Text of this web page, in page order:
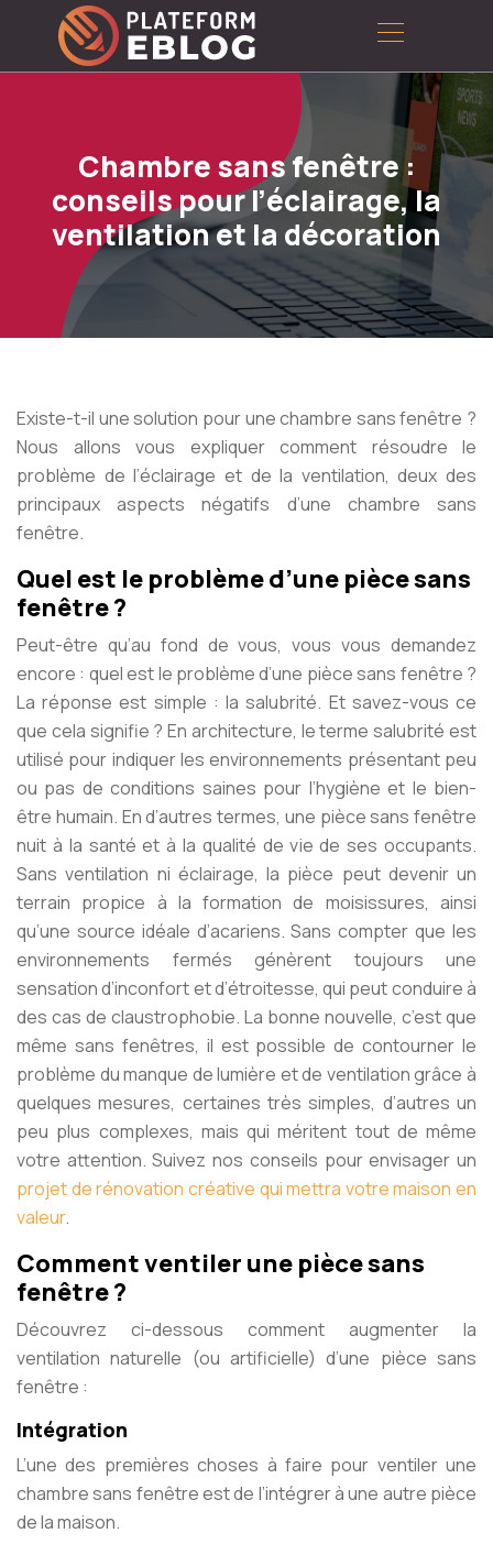
Chambre sans fenêtre :
conseils pour l’éclairage, la
ventilation et la décoration
Existe-t-il une solution pour une chambre sans fenêtre ?
Nous allons vous expliquer comment résoudre le
problème de l’éclairage et de la ventilation, deux des
principaux aspects négatifs d’une chambre sans
fenêtre.
Quel est le problème d’une pièce sans
fenêtre ?
Peut-être qu’au fond de vous, vous vous demandez
encore : quel est le problème d’une pièce sans fenêtre ?
La réponse est simple : la salubrité. Et savez-vous ce
que cela signifie ? En architecture, le terme salubrité est
utilisé pour indiquer les environnements présentant peu
ou pas de conditions saines pour l’hygiène et le bien-
être humain. En d’autres termes, une pièce sans fenêtre
nuit à la santé et à la qualité de vie de ses occupants.
Sans ventilation ni éclairage, la pièce peut devenir un
terrain propice à la formation de moisissures, ainsi
qu’une source idéale d’acariens. Sans compter que les
environnements fermés génèrent toujours une
sensation d’inconfort et d’étroitesse, qui peut conduire à
des cas de claustrophobie. La bonne nouvelle, c’est que
même sans fenêtres, il est possible de contourner le
problème du manque de lumière et de ventilation grâce à
quelques mesures, certaines très simples, d’autres un
peu plus complexes, mais qui méritent tout de même
votre attention. Suivez nos conseils pour envisager un
projet de rénovation créative qui mettra votre maison en
valeur.
Comment ventiler une pièce sans
fenêtre ?
Découvrez ci-dessous comment augmenter la
ventilation naturelle (ou artificielle) d’une pièce sans
fenêtre :
Intégration
L’une des premières choses à faire pour ventiler une
chambre sans fenêtre est de l’intégrer à une autre pièce
de la maison.